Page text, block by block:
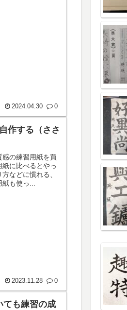
2024.04.30 0
作する（ささ
の練習用紙を買
に比べるとやっ
などに慣れる、
紙も使っ...
2023.11.28 0
ても練習の成